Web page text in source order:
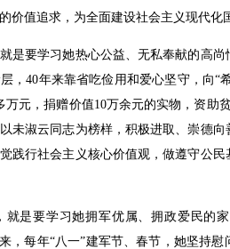
价值追求，为全面建设社会主义现代化
要学习她热心公益、无私奉献的高尚
，40年来靠省吃俭用和爱心坚守，向“
万元，捐赠价值10万余元的实物，资助
未淑云同志为榜样，积极进取、崇德
践行社会主义核心价值观，做遵守公
要学习她拥军优属、拥政爱民的家
，每年“八一”建军节、春节，她坚持